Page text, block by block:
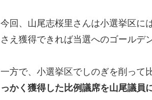
今回、山尾志桜里さんは小選挙区に
さえ獲得できれば当選へのゴールデ
一方で、小選挙区でしのぎを削って
っかく獲得した比例議席を山尾議員